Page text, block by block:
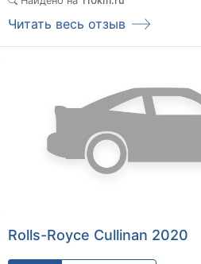
Читать весь отзыв
Rolls-Royce Cullinan 2020